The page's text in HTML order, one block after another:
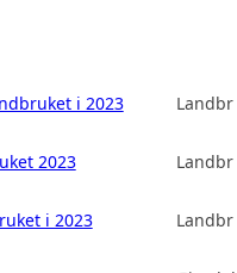
i 2023
2023
i 2023